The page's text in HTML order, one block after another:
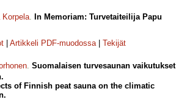
Korpela. In Memoriam: Turvetaiteilija Papu
Artikkeli PDF-muodossa| Tekijät
. Suomalaisen turvesaunan vaikutukset
of Finnish peat sauna on the climatic